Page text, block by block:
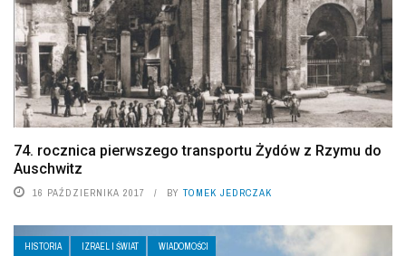
74. rocznica pierwszego transportu Żydów z Rzymu do
Auschwitz
16 PAŹDZIERNIKA 2017 BY TOMEK JEDRCZAK
HISTORIA IZRAEL I ŚWIAT WIADOMOŚCI